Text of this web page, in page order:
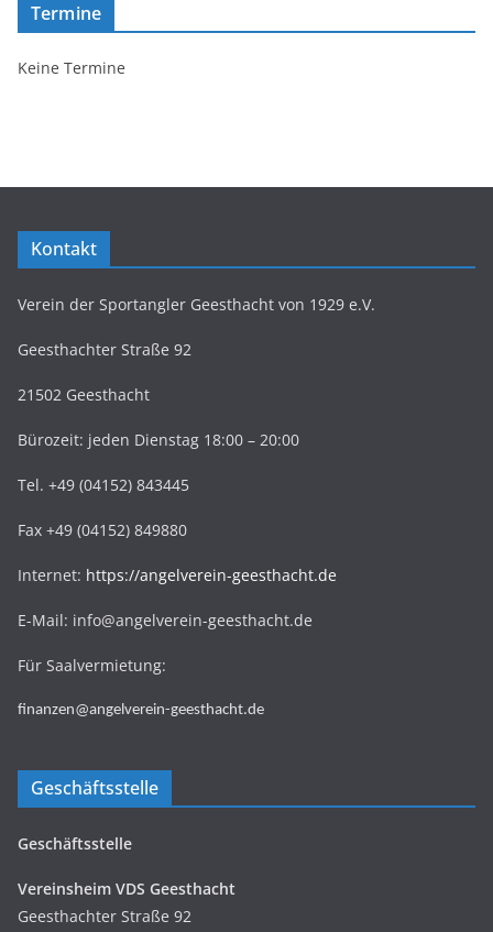
Termine
Keine Termine
Kontakt
Verein der Sportangler Geesthacht von 1929 e.V.
Geesthachter Straße 92
21502 Geesthacht
Bürozeit: jeden Dienstag 18:00 – 20:00
Tel. +49 (04152) 843445
Fax +49 (04152) 849880
Internet: https://angelverein-geesthacht.de
E-Mail: info@angelverein-geesthacht.de
Für Saalvermietung:
finanzen@angelverein-geesthacht.de
Geschäftsstelle
Geschäftsstelle
Vereinsheim VDS Geesthacht
Geesthachter Straße 92